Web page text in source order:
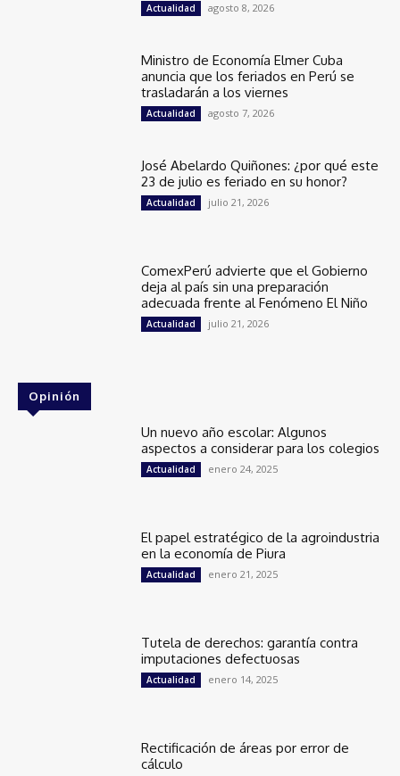
Actualidad agosto 8, 2026
Ministro de Economía Elmer Cuba
anuncia que los feriados en Perú se
trasladarán a los viernes
Actualidad agosto 7, 2026
José Abelardo Quiñones: ¿por qué este
23 de julio es feriado en su honor?
Actualidad julio 21, 2026
ComexPerú advierte que el Gobierno
deja al país sin una preparación
adecuada frente al Fenómeno El Niño
Actualidad julio 21, 2026
Opinión
Un nuevo año escolar: Algunos
aspectos a considerar para los colegios
Actualidad enero 24, 2025
El papel estratégico de la agroindustria
en la economía de Piura
Actualidad enero 21, 2025
Tutela de derechos: garantía contra
imputaciones defectuosas
Actualidad enero 14, 2025
Rectificación de áreas por error de
cálculo